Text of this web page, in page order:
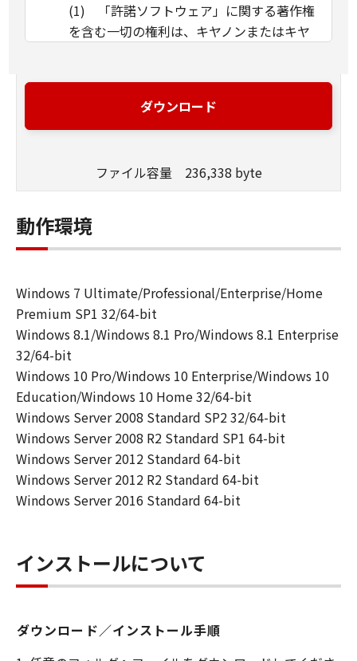
(1) 「許諾ソフトウェア」に関する著作権
を含む一切の権利は、キヤノンまたはキヤ
いかなる知的財産権も、明示たると黙示た
るとを問わず、お客様に譲渡または許諾さ
(3) お客様は、「許諾ソフトウェア」に含
まれるキヤノンまたはキヤノンのライセン
サーの著作権表示を変更、除去または削除
してはなりません。
(1) お客様は、「許諾ソフトウェア」を、
対応するキヤノンのネットワークカメラ製
品を使用する目的のために、お客様のコン
ピュータにおいて使用（「使用」とは、
「許諾ソフトウェア」をインストールする
こと、または表示すること、アクセスする
こと、読み出すこと、もしくは実行するこ
とのいずれも含むものとします。）するこ
とができます。
(2) お客様は、バックアップの目的での
み、「許諾ソフトウェア」を１コピー複製
ェア」に含まれているすべての著作権表示
を含めた形で複製を行うものとし、また、
媒体上に、「許諾ソフトウェア」に表示さ
れているものと同一の著作権表示を行うも
ダウンロード
ファイル容量 236,338 byte
動作環境
Windows 7 Ultimate/Professional/Enterprise/Home
Premium SP1 32/64-bit
Windows 8.1/Windows 8.1 Pro/Windows 8.1 Enterprise
32/64-bit
Windows 10 Pro/Windows 10 Enterprise/Windows 10
Education/Windows 10 Home 32/64-bit
Windows Server 2008 Standard SP2 32/64-bit
Windows Server 2008 R2 Standard SP1 64-bit
Windows Server 2012 Standard 64-bit
Windows Server 2012 R2 Standard 64-bit
Windows Server 2016 Standard 64-bit
インストールについて
ダウンロード／インストール手順